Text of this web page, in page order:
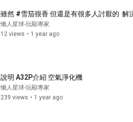
雖然 #雪茄很香 但還是有很多人討厭的  解
懶人星球-玩顯專家
12 views • 1 year ago
說明 A32P介紹 空氣淨化機
懶人星球-玩顯專家
239 views • 1 year ago